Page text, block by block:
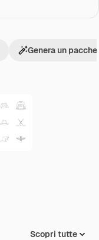
Genera un
Scopri tutte